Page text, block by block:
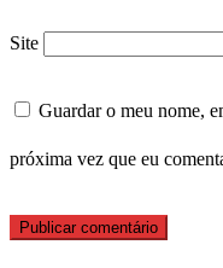
Site
Guardar o meu nome,
próxima vez que eu